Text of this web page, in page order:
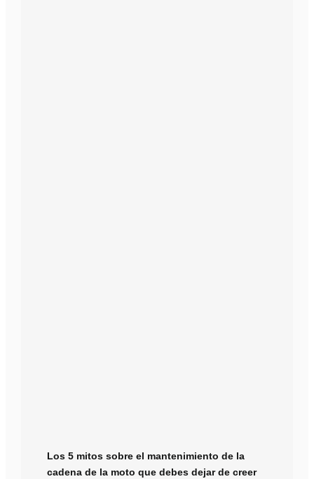
Los 5 mitos sobre el mantenimiento de la
cadena de la moto que debes dejar de creer